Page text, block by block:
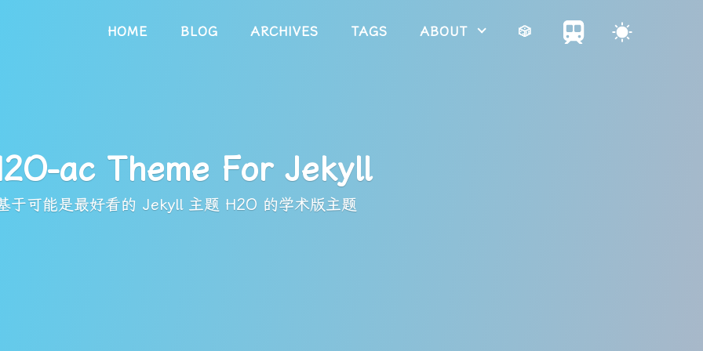
HOME BLOG ARCHIVES TAGS ABOUT 🎲
ac Theme For Jekyll
于可能是最好看的 Jekyll 主题 H2O 的学术版主题